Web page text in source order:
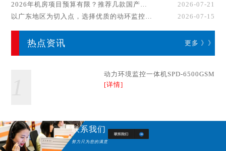
2026年机房项目预算有限？推荐几款国产动环监控系统品牌
2026-07-21
以广东地区为切入点，选择优质的动环监控系统厂家
2026-07-15
热点资讯 更多 》》
动力环境监控一体机SPD-6500GSM
[详情]
联系我们
努力只为您的满意